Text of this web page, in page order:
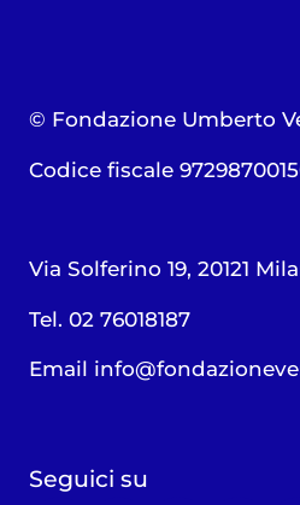
© Fondazione Umberto
Codice fiscale
Via Solferino 19, 20121
Tel. 02 76018187
Email
Seguici su